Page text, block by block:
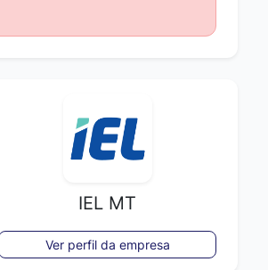
IEL MT
Ver perfil da empresa